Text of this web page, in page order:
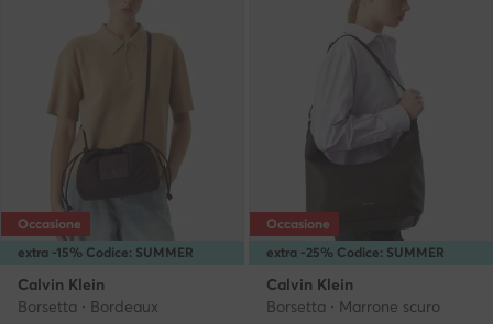
extra -15% Codice: SUMMER
Occasione
Calvin Klein
Borsetta · Bordeaux
extra -25% Codice: SUMMER
Occasione
Calvin Klein
Borsetta · Marrone scuro